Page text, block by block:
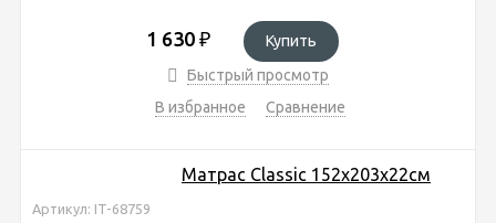
1 630 ₽
Купить
Быстрый просмотр
В избранное
Сравнение
Матрас Classic 152х203х22см
Артикул: IT-68759